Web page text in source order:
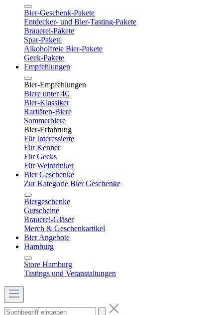
Bier-Geschenk-Pakete
Entdecker- und Bier-Tasting-Pakete
Brauerei-Pakete
Spar-Pakete
Alkoholfreie Bier-Pakete
Geek-Pakete
Empfehlungen
Bier-Empfehlungen
Biere unter 4€
Bier-Klassiker
Raritäten-Biere
Sommerbiere
Bier-Erfahrung
Für Interessierte
Für Kenner
Für Geeks
Für Weintrinker
Bier Geschenke
Zur Kategorie Bier Geschenke
Biergeschenke
Gutscheine
Brauerei-Gläser
Merch & Geschenkartikel
Bier Angebote
Hamburg
Store Hamburg
Tastings und Veranstaltungen